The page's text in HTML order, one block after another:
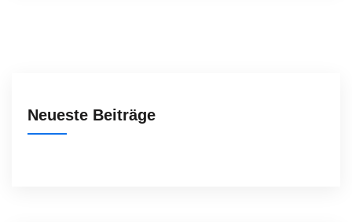
Neueste Beiträge